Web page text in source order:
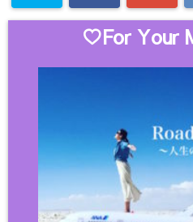
♡For Your